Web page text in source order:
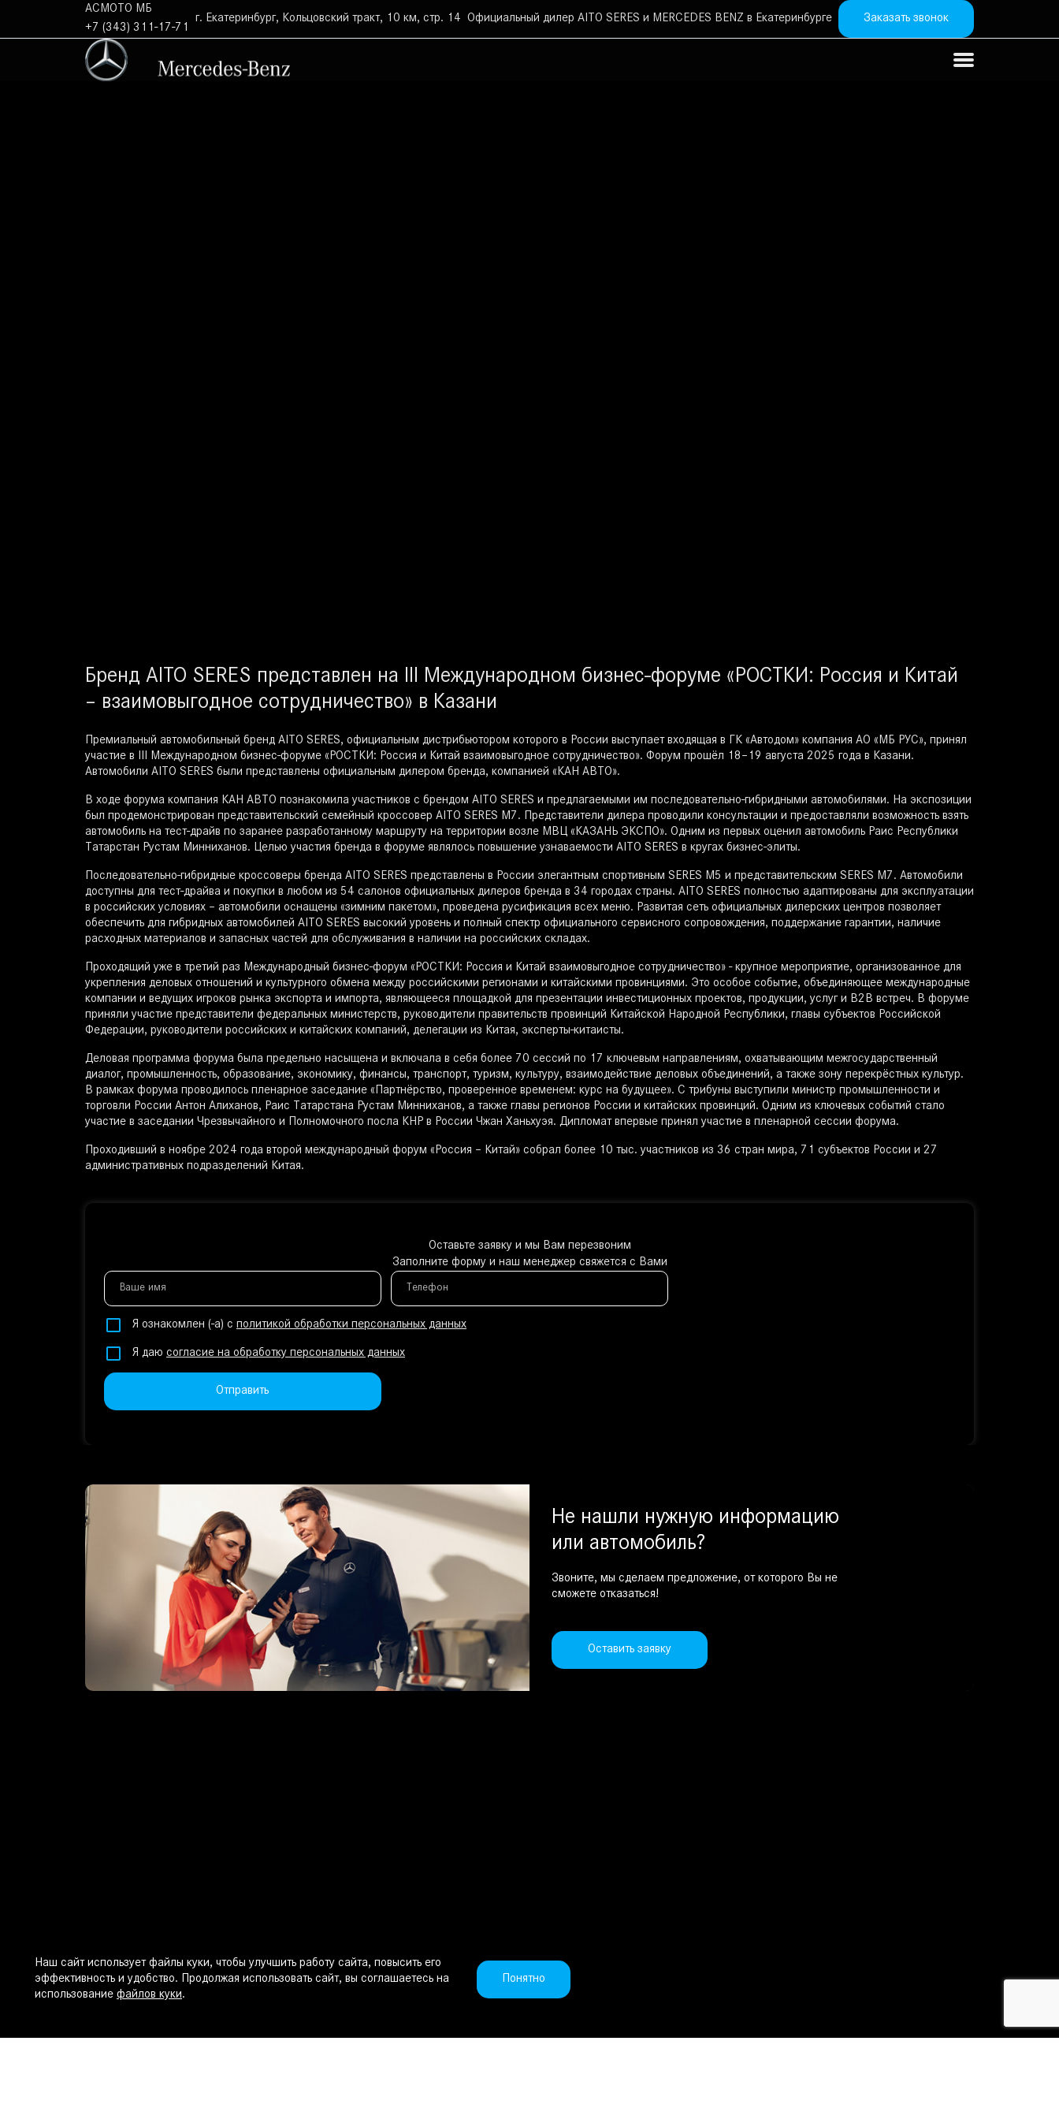
АСМОТО МБ
+7 (343) 311-17-71
г. Екатеринбург, Кольцовский тракт, 10 км, стр. 14 Официальный дилер AITO SERES и MERCEDES BENZ в Екатеринбурге Заказать звонок
Оставьте заявку и мы Вам перезвоним
Заполните форму и наш менеджер свяжется с Вами
Ваше имя Телефон
Я ознакомлен (-а) с политикой обработки персональных данных
Я даю согласие на обработку персональных данных
Отправить
Бренд AITO SERES представлен на III Международном бизнес-форуме «РОСТКИ: Россия и Китай
– взаимовыгодное сотрудничество» в Казани
Премиальный автомобильный бренд AITO SERES, официальным дистрибьютором которого в России выступает входящая в ГК «Автодом» компания АО «МБ РУС», принял
участие в III Международном бизнес-форуме «РОСТКИ: Россия и Китай взаимовыгодное сотрудничество». Форум прошёл 18–19 августа 2025 года в Казани.
Автомобили AITO SERES были представлены официальным дилером бренда, компанией «КАН АВТО».
В ходе форума компания КАН АВТО познакомила участников с брендом AITO SERES и предлагаемыми им последовательно-гибридными автомобилями. На экспозиции
был продемонстрирован представительский семейный кроссовер AITO SERES М7. Представители дилера проводили консультации и предоставляли возможность взять
автомобиль на тест-драйв по заранее разработанному маршруту на территории возле МВЦ «КАЗАНЬ ЭКСПО». Одним из первых оценил автомобиль Раис Республики
Татарстан Рустам Минниханов. Целью участия бренда в форуме являлось повышение узнаваемости AITO SERES в кругах бизнес-элиты.
Последовательно-гибридные кроссоверы бренда AITO SERES представлены в России элегантным спортивным SERES М5 и представительским SERES М7. Автомобили
доступны для тест-драйва и покупки в любом из 54 салонов официальных дилеров бренда в 34 городах страны. AITO SERES полностью адаптированы для эксплуатации
в российских условиях – автомобили оснащены «зимним пакетом», проведена русификация всех меню. Развитая сеть официальных дилерских центров позволяет
обеспечить для гибридных автомобилей AITO SERES высокий уровень и полный спектр официального сервисного сопровождения, поддержание гарантии, наличие
расходных материалов и запасных частей для обслуживания в наличии на российских складах.
Проходящий уже в третий раз Международный бизнес-форум «РОСТКИ: Россия и Китай взаимовыгодное сотрудничество» - крупное мероприятие, организованное для
укрепления деловых отношений и культурного обмена между российскими регионами и китайскими провинциями. Это особое событие, объединяющее международные
компании и ведущих игроков рынка экспорта и импорта, являющееся площадкой для презентации инвестиционных проектов, продукции, услуг и В2В встреч. В форуме
приняли участие представители федеральных министерств, руководители правительств провинций Китайской Народной Республики, главы субъектов Российской
Федерации, руководители российских и китайских компаний, делегации из Китая, эксперты-китаисты.
Деловая программа форума была предельно насыщена и включала в себя более 70 сессий по 17 ключевым направлениям, охватывающим межгосударственный
диалог, промышленность, образование, экономику, финансы, транспорт, туризм, культуру, взаимодействие деловых объединений, а также зону перекрёстных культур.
В рамках форума проводилось пленарное заседание «Партнёрство, проверенное временем: курс на будущее». С трибуны выступили министр промышленности и
торговли России Антон Алиханов, Раис Татарстана Рустам Минниханов, а также главы регионов России и китайских провинций. Одним из ключевых событий стало
участие в заседании Чрезвычайного и Полномочного посла КНР в России Чжан Ханьхуэя. Дипломат впервые принял участие в пленарной сессии форума.
Проходивший в ноябре 2024 года второй международный форум «Россия – Китай» собрал более 10 тыс. участников из 36 стран мира, 71 субъектов России и 27
административных подразделений Китая.
Не нашли нужную информацию
или автомобиль?
Звоните, мы сделаем предложение, от которого Вы не
сможете отказаться!
Оставить заявку
Наш сайт использует файлы куки, чтобы улучшить работу сайта, повысить его
эффективность и удобство. Продолжая использовать сайт, вы соглашаетесь на
использование файлов куки.
Понятно